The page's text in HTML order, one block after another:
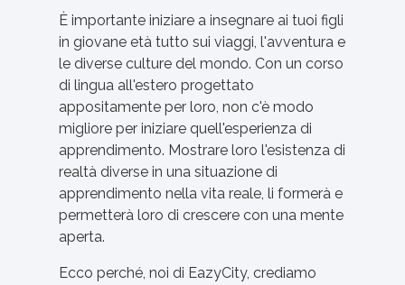
È importante iniziare a insegnare ai tuoi figli
in giovane età tutto sui viaggi, l'avventura e
le diverse culture del mondo. Con un corso
di lingua all'estero progettato
appositamente per loro, non c'è modo
migliore per iniziare quell'esperienza di
apprendimento. Mostrare loro l'esistenza di
realtà diverse in una situazione di
apprendimento nella vita reale, li formerà e
permetterà loro di crescere con una mente
aperta.
Ecco perché, noi di EazyCity, crediamo